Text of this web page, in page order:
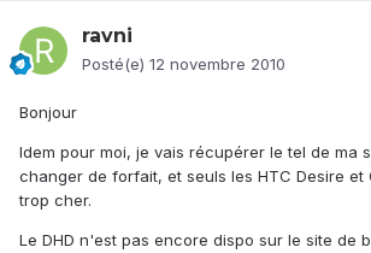
ravni
Posté(e) 12 novembre 2010
Bonjour
Idem pour moi, je vais récupérer le tel de ma
changer de forfait, et seuls les HTC Desire et
trop cher.
Le DHD n'est pas encore dispo sur le site de